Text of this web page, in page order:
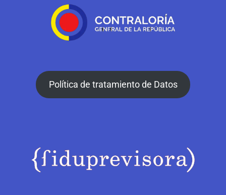
Política de tratamiento de Datos